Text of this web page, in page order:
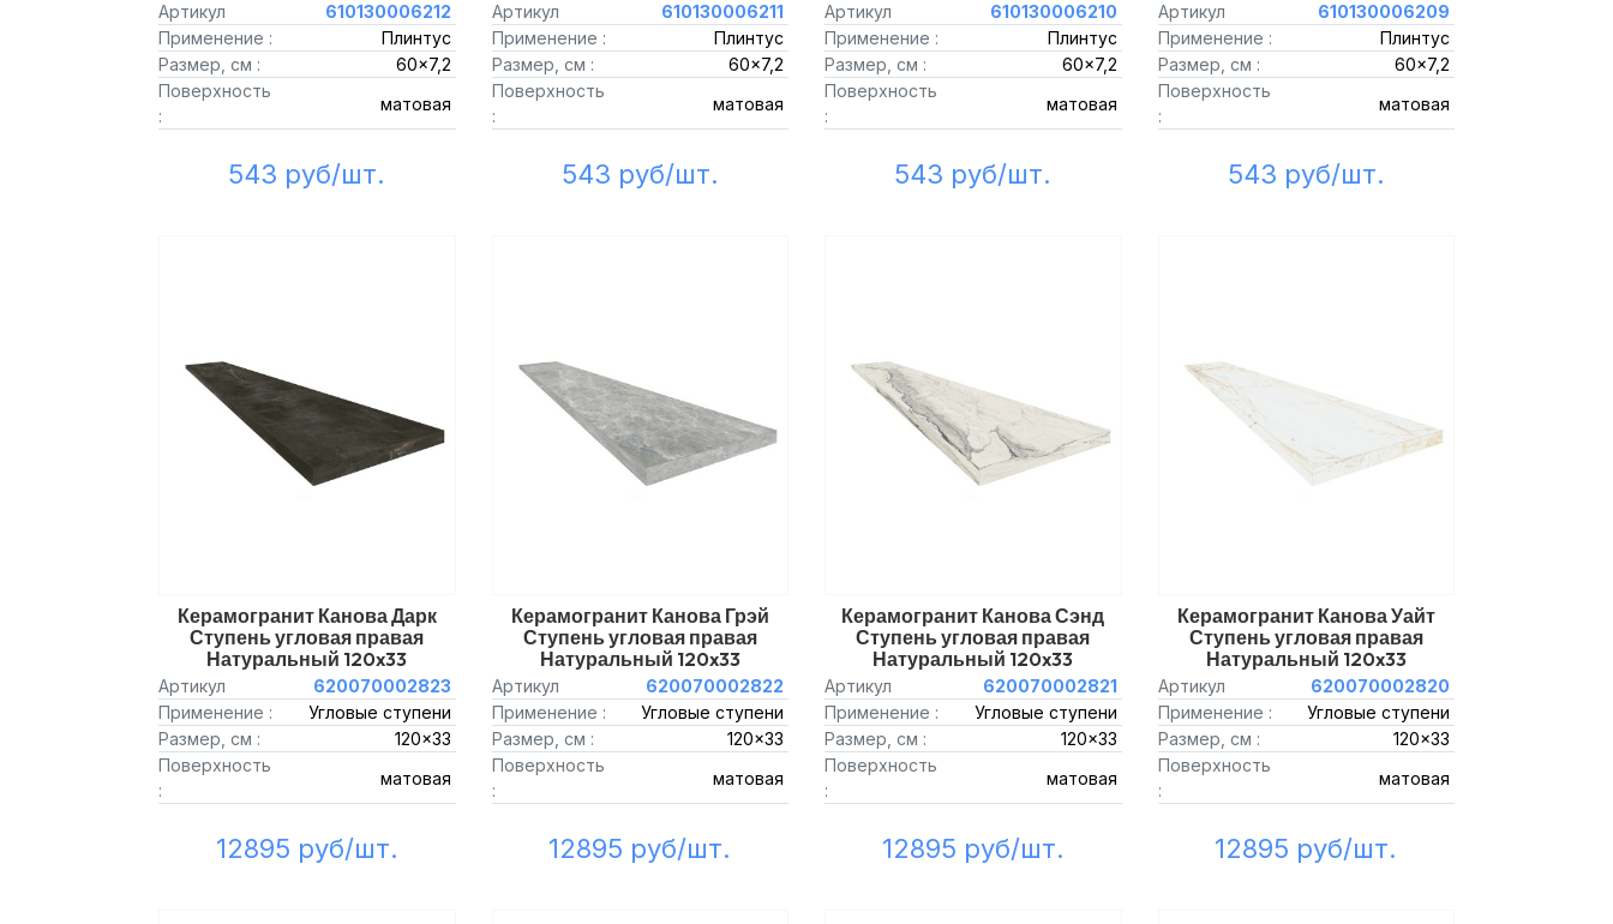
Артикул
610130006212
Применение :
Плинтус
Размер, см :
60x7,2
Поверхность
:
матовая
543 руб/шт.
Артикул
610130006211
Применение :
Плинтус
Размер, см :
60x7,2
Поверхность
:
матовая
543 руб/шт.
Артикул
610130006210
Применение :
Плинтус
Размер, см :
60x7,2
Поверхность
:
матовая
543 руб/шт.
Артикул
610130006209
Применение :
Плинтус
Размер, см :
60x7,2
Поверхность
:
матовая
543 руб/шт.
Керамогранит Канова Дарк
Ступень угловая правая
Натуральный 120x33
Артикул
620070002823
Применение :
Угловые ступени
Размер, см :
120x33
Поверхность
:
матовая
12895 руб/шт.
Керамогранит Канова Грэй
Ступень угловая правая
Натуральный 120x33
Артикул
620070002822
Применение :
Угловые ступени
Размер, см :
120x33
Поверхность
:
матовая
12895 руб/шт.
Керамогранит Канова Сэнд
Ступень угловая правая
Натуральный 120x33
Артикул
620070002821
Применение :
Угловые ступени
Размер, см :
120x33
Поверхность
:
матовая
12895 руб/шт.
Керамогранит Канова Уайт
Ступень угловая правая
Натуральный 120x33
Артикул
620070002820
Применение :
Угловые ступени
Размер, см :
120x33
Поверхность
:
матовая
12895 руб/шт.